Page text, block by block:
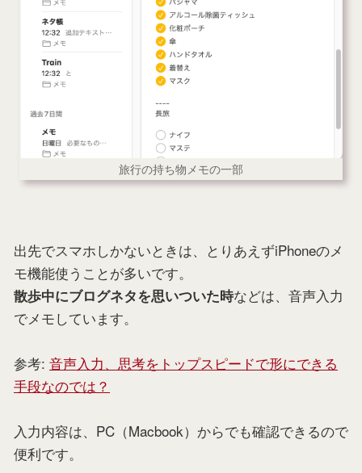
旅行の持ち物メモの一部
出先でスマホしかないときは、とりあえずiPhoneのメ
モ機能使うことが多いです。
散歩中にブログネタを思いついた時などは、音声入力
でメモしています。
参考: 音声入力、思考をトップスピードで形にできる
手段なのでは？
入力内容は、PC（Macbook）からでも確認できるので
便利です。